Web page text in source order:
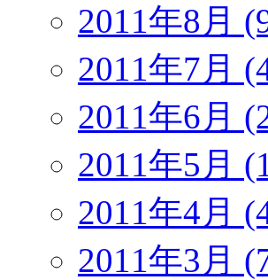
2011年8月
2011年7月
2011年6月
2011年5月
2011年4月
2011年3月